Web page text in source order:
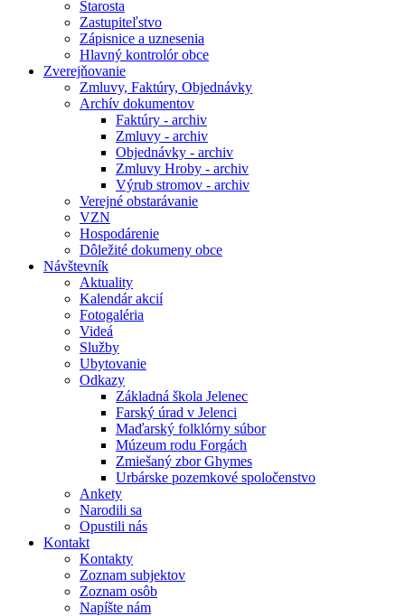
Starosta
Zastupiteľstvo
Zápisnice a uznesenia
Hlavný kontrolór obce
Zverejňovanie
Zmluvy, Faktúry, Objednávky
Archív dokumentov
Faktúry - archiv
Zmluvy - archiv
Objednávky - archiv
Zmluvy Hroby - archiv
Výrub stromov - archiv
Verejné obstarávanie
VZN
Hospodárenie
Dôležité dokumeny obce
Návštevník
Aktuality
Kalendár akcií
Fotogaléria
Videá
Služby
Ubytovanie
Odkazy
Základná škola Jelenec
Farský úrad v Jelenci
Maďarský folklórny súbor
Múzeum rodu Forgách
Zmiešaný zbor Ghymes
Urbárske pozemkové spoločenstvo
Ankety
Narodili sa
Opustili nás
Kontakt
Kontakty
Zoznam subjektov
Zoznam osôb
Napíšte nám